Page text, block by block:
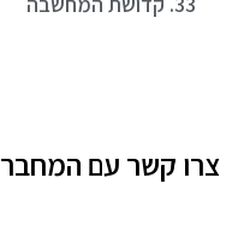
צרו קשר עם המחבר